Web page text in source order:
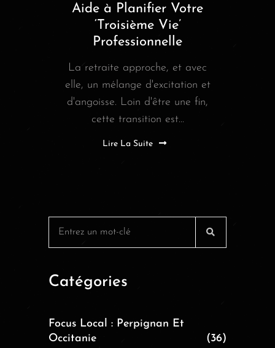
Aide à Planifier Votre
‘Troisième Vie’
Professionnelle
La retraite approche, et avec
elle, un mélange d'excitation et
d'angoisse. Loin d'être une fin,
cette transition est...
Lire La Suite
Catégories
Focus Local : Perpignan Et
Occitanie
(36)